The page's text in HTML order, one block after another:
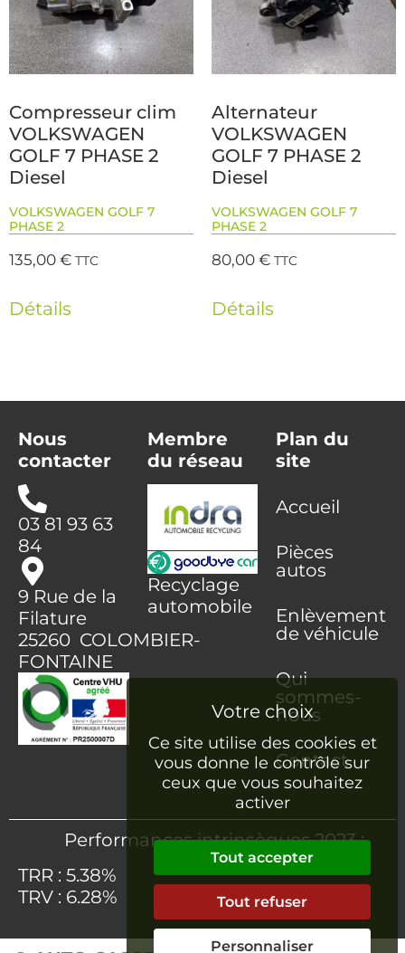
Compresseur clim
VOLKSWAGEN
GOLF 7 PHASE 2
Diesel
VOLKSWAGEN GOLF 7
PHASE 2
135,00€ TTC
Détails
Alternateur
VOLKSWAGEN
GOLF 7 PHASE 2
Diesel
VOLKSWAGEN GOLF 7
PHASE 2
80,00€ TTC
Détails
Nous
contacter
03 81 93 63
84
9 Rue de la
Filature
25260 COLOMBIER-
FONTAINE
Membre
du réseau
Recyclage
automobile
Plan du
site
Accueil
Pièces
autos
Enlèvement
de véhicule
Qui
sommes-
nous
Contact
Performances intrinsèques 2023 :
TRR : 5.38%
TRV : 6.28%
Ce site utilise des cookies et
vous donne le contrôle sur
ceux que vous souhaitez
activer
Tout accepter
Tout refuser
Personnaliser